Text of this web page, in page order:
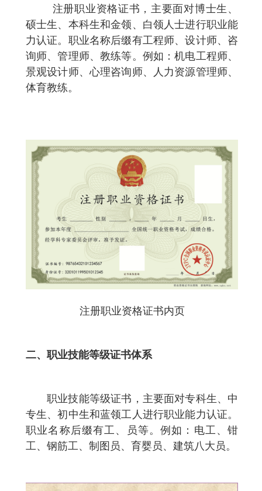
注册职业资格证书，主要面对博士生、
硕士生、本科生和金领、白领人士进行职业能
力认证。职业名称后缀有工程师、设计师、咨
询师、管理师、教练等。例如：机电工程师、
景观设计师、心理咨询师、人力资源管理师、
体育教练。
注册职业资格证书内页
二、 职业技能等级证书体系
职业技能等级证书，主要面对专科生、中
专生、初中生和蓝领工人进行职业能力认证。
职业名称后缀有工、员等。例如：电工、钳
工、钢筋工、制图员、育婴员、建筑八大员。